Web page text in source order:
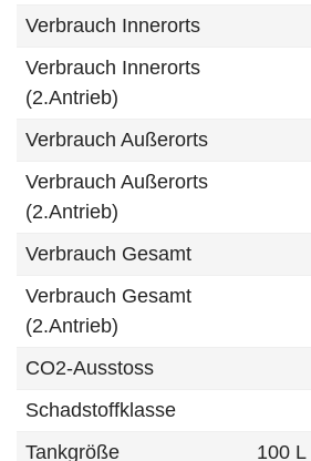
Verbrauch Innerorts
Verbrauch Innerorts
(2.Antrieb)
Verbrauch Außerorts
Verbrauch Außerorts
(2.Antrieb)
Verbrauch Gesamt
Verbrauch Gesamt
(2.Antrieb)
CO2-Ausstoss
Schadstoffklasse
Tankgröße
100 L